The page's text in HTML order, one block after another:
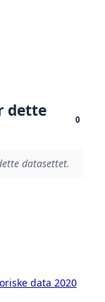
dette
0
datasettet.
data 2020